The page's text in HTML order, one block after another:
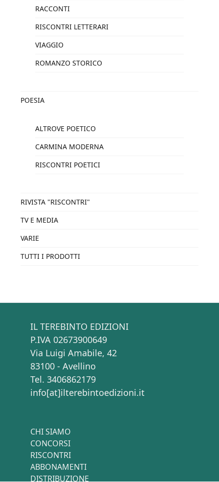
RACCONTI
RISCONTRI LETTERARI
VIAGGIO
ROMANZO STORICO
POESIA
ALTROVE POETICO
CARMINA MODERNA
RISCONTRI POETICI
RIVISTA "RISCONTRI"
TV E MEDIA
VARIE
TUTTI I PRODOTTI
IL TEREBINTO EDIZIONI
P.IVA 02673900649
Via Luigi Amabile, 42
83100 - Avellino
Tel. 3406862179
info[at]ilterebintoedizioni.it
CHI SIAMO
CONCORSI
RISCONTRI
ABBONAMENTI
DISTRIBUZIONE